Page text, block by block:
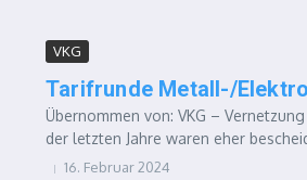
VKG
Tarifrunde Metall-/
Übernommen von: VKG –
der letzten Jahre waren eher
16. Februar 2024